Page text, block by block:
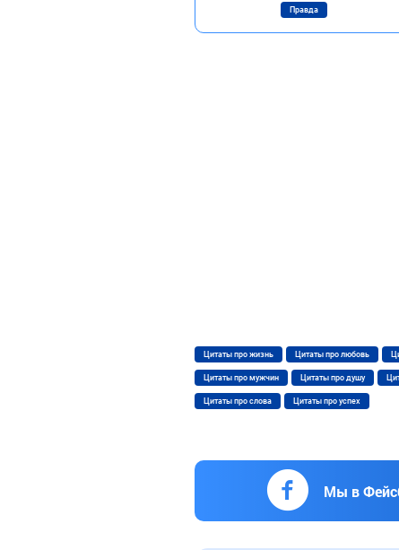
Правда
Цитаты про жизнь Цитаты про любовь
Цитаты про мужчин Цитаты про душу
Цитаты про слова Цитаты про успех
Мы в